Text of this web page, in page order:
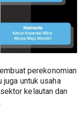
perekonomian
untuk usaha
kelautan dan